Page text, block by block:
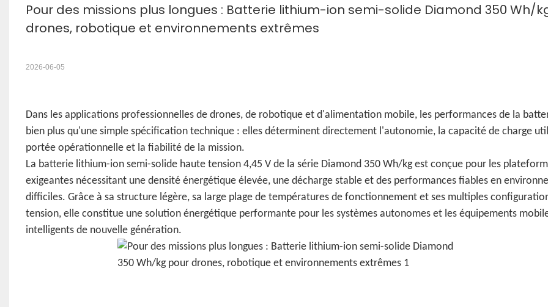
Pour des missions plus longues : Batterie lithium-ion semi-solide Diamond 350 Wh/
drones, robotique et environnements extrêmes
2026-06-05
Dans les applications professionnelles de drones, de robotique et d'alimentation mobile, les performances de la
bien plus qu'une simple spécification technique : elles déterminent directement l'autonomie, la capacité de charge
portée opérationnelle et la fiabilité de la mission.
La batterie lithium-ion semi-solide haute tension 4,45 V de la série Diamond 350 Wh/kg est conçue pour les
exigeantes nécessitant une densité énergétique élevée, une décharge stable et des performances fiables en
difficiles. Grâce à sa structure légère, sa large plage de températures de fonctionnement et ses multiples
tension, elle constitue une solution énergétique performante pour les systèmes autonomes et les équipements
intelligents de nouvelle génération.